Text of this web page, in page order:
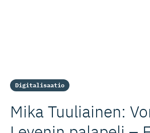
Digitalisaatio
Mika Tuuliainen: